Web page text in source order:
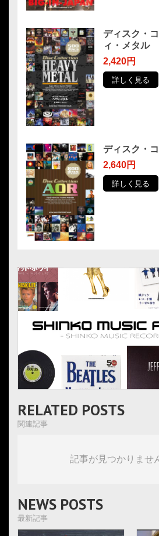
ディスク・
ィ・メタル
2,420円
詳しく見る
ディスク・
2,640円
詳しく見る
RELATED POSTS
関連記事
記事が見つかりませ
NEWS POSTS
最新記事